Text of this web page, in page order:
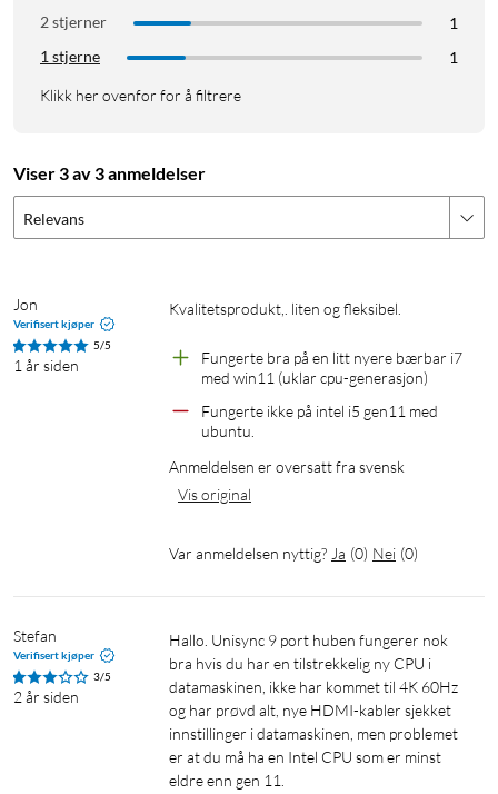
2 stjerner
1
1 stjerne
1
Klikk her ovenfor for å filtrere
Viser 3 av 3 anmeldelser
Relevans
Jon
Verifisert kjøper
5/5
1 år siden
Kvalitetsprodukt,. liten og fleksibel.
Fungerte bra på en litt nyere bærbar i7
med win11 (uklar cpu-generasjon)
Fungerte ikke på intel i5 gen11 med
ubuntu.
Anmeldelsen er oversatt fra svensk
Vis original
Var anmeldelsen nyttig? Ja (0) Nei (0)
Stefan
Verifisert kjøper
3/5
2 år siden
Hallo. Unisync 9 port huben fungerer nok
bra hvis du har en tilstrekkelig ny CPU i
datamaskinen, ikke har kommet til 4K 60Hz
og har prøvd alt, nye HDMI-kabler sjekket
innstillinger i datamaskinen, men problemet
er at du må ha en Intel CPU som er minst
eldre enn gen 11.